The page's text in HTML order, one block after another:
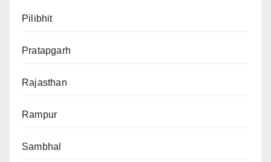
Pilibhit
Pratapgarh
Rajasthan
Rampur
Sambhal